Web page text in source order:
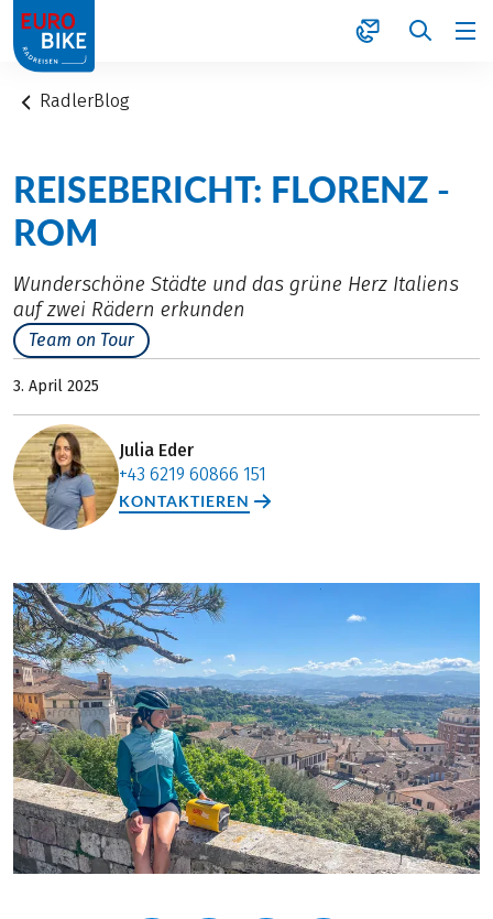
1
RadlerBlog
REISEBERICHT: FLORENZ -
ROM
Wunderschöne Städte und das grüne Herz Italiens
auf zwei Rädern erkunden
Team on Tour
3. April 2025
Julia Eder
+43 6219 60866 151
KONTAKTIEREN